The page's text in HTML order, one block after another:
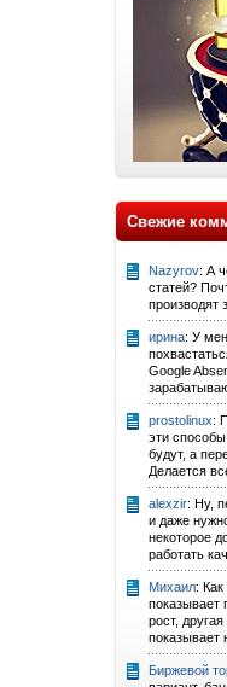
Свежие
Nazyrov: А
статей?
производят
ирина: У
Google
prostolinux:
эти
будут, а
Делается
alexzir: Ну,
и даже
некоторое
работать
Михаил: Как
показывает
рост,
показывает
Биржевой